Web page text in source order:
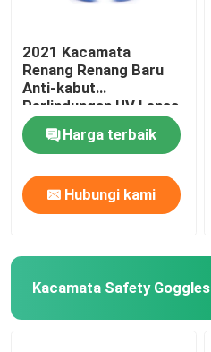
Snorkeling Selam Scuba
2021 Kacamata
Renang Renang Baru
Anti-kabut
Perlindungan UV Lensa
yang Dapat Disesuaikan
untuk Pria Wanita
Harga terbaik
Hubungi kami
Kacamata Safety Goggles